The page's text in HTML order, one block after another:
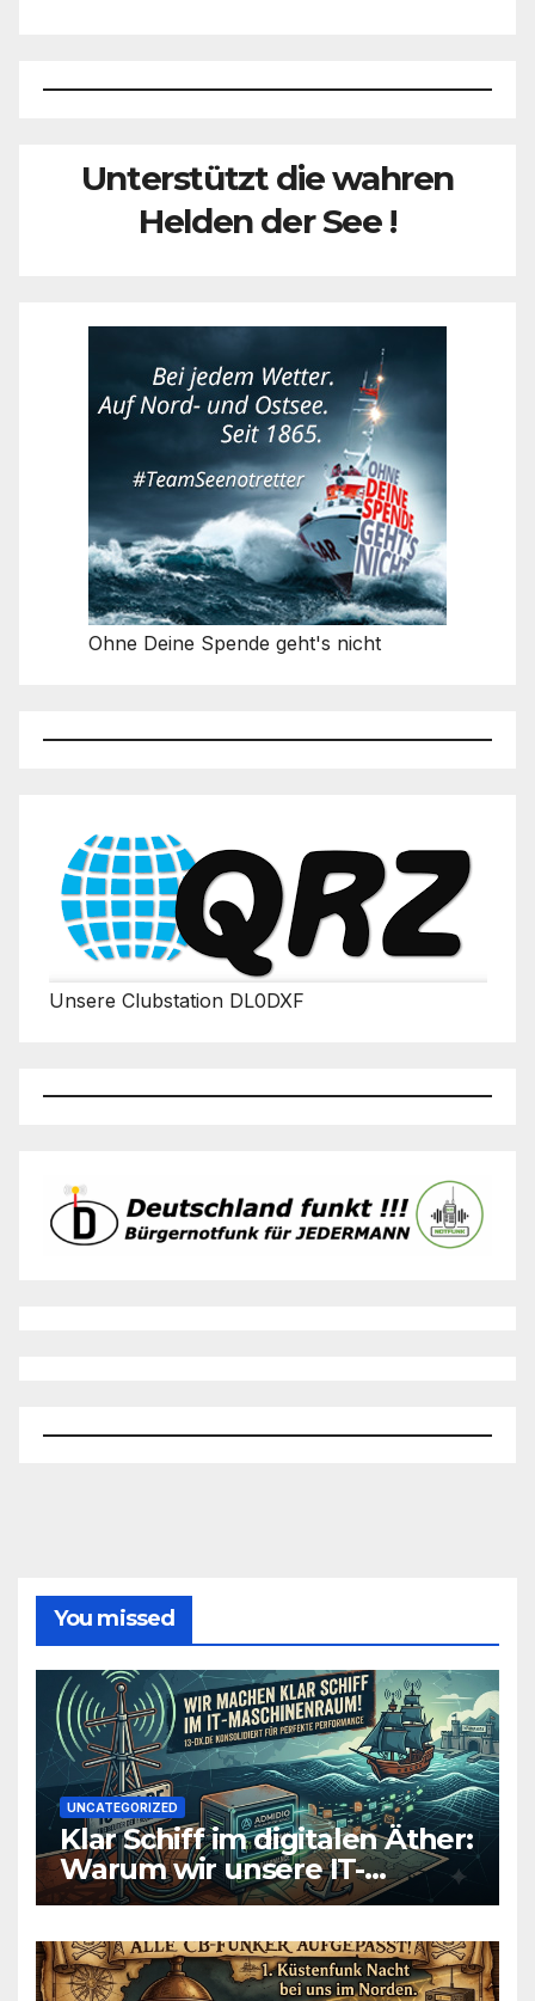
Unterstützt die wahren
Helden der See !
Ohne Deine Spende geht's nicht
Unsere Clubstation DL0DXF
You missed
UNCATEGORIZED
Klar Schiff im digitalen Äther:
Warum wir unsere IT-
Infrastruktur konsolidieren